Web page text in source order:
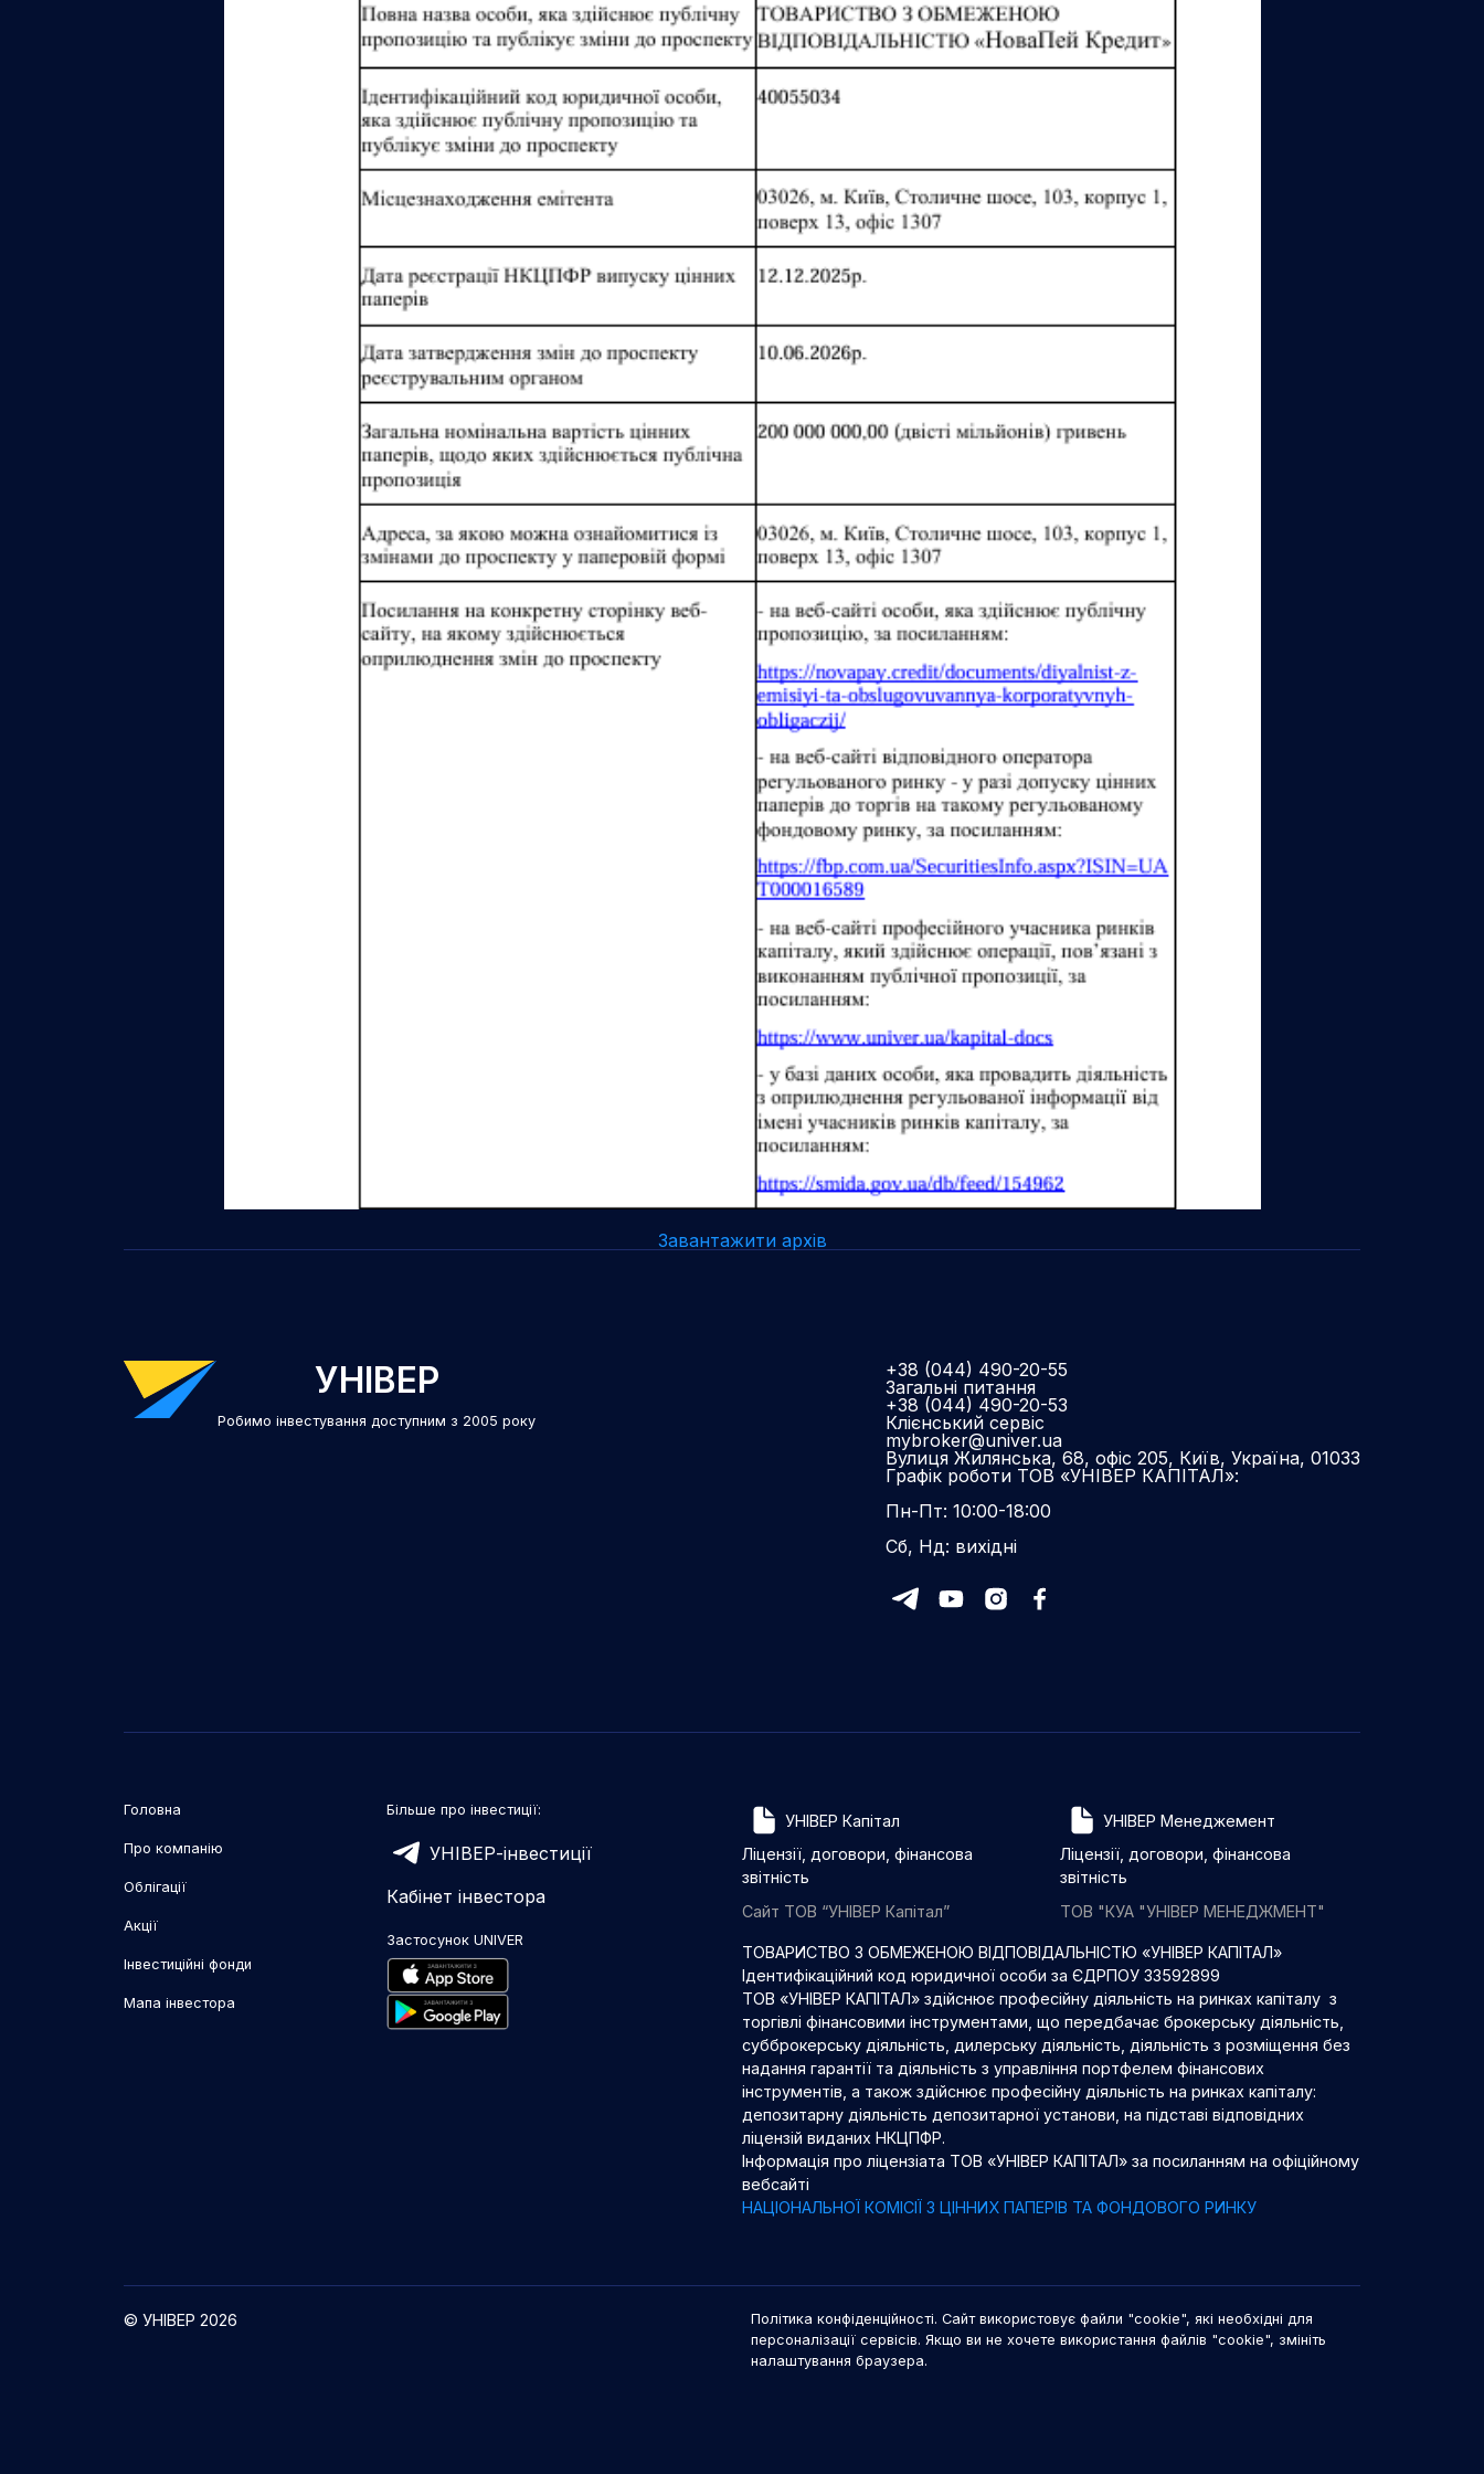
Завантажити архів
УНІВЕР
Робимо інвестування доступним з 2005 року
+38 (044) 490-20-55
Загальні питання
+38 (044) 490-20-53
Клієнський сервіс
mybroker@univer.ua
Вулиця Жилянська, 68, офіс 205, Київ, Україна, 01033
Графік роботи ТОВ «УНІВЕР КАПІТАЛ»:
Пн-Пт: 10:00-18:00
Сб, Нд: вихідні
Головна
Про компанію
Облігації
Акції
Інвестиційні фонди
Мапа інвестора
Більше про інвестиції:
УНІВЕР-інвестиції
Кабінет інвестора
Застосунок UNIVER
УНІВЕР Капітал
Ліцензії, договори, фінансова
звітність
Сайт ТОВ “УНІВЕР Капітал”
УНІВЕР Менеджемент
Ліцензії, договори, фінансова
звітність
ТОВ "КУА "УНІВЕР МЕНЕДЖМЕНТ"
ТОВАРИСТВО З ОБМЕЖЕНОЮ ВІДПОВІДАЛЬНІСТЮ «УНІВЕР КАПІТАЛ»
Ідентифікаційний код юридичної особи за ЄДРПОУ 33592899
ТОВ «УНІВЕР КАПІТАЛ» здійснює професійну діяльність на ринках капіталу з
торгівлі фінансовими інструментами, що передбачає брокерську діяльність,
субброкерську діяльність, дилерську діяльність, діяльність з розміщення без
надання гарантії та діяльність з управління портфелем фінансових
інструментів, а також здійснює професійну діяльність на ринках капіталу:
депозитарну діяльність депозитарної установи, на підставі відповідних
ліцензій виданих НКЦПФР.
Інформація про ліцензіата ТОВ «УНІВЕР КАПІТАЛ» за посиланням на офіційному
вебсайті
НАЦІОНАЛЬНОЇ КОМІСІЇ З ЦІННИХ ПАПЕРІВ ТА ФОНДОВОГО РИНКУ
© УНІВЕР 2026
Політика конфіденційності. Сайт використовує файли "cookie", які необхідні для
персоналізації сервісів. Якщо ви не хочете використання файлів "cookie", змініть
налаштування браузера.